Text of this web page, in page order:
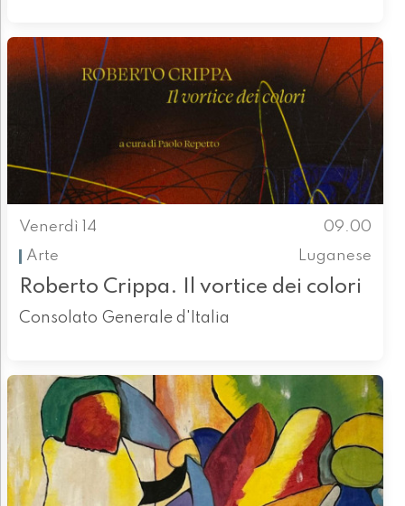
Venerdì 14
09.00
Arte
Luganese
Roberto Crippa. Il vortice dei colori
Consolato Generale d'Italia